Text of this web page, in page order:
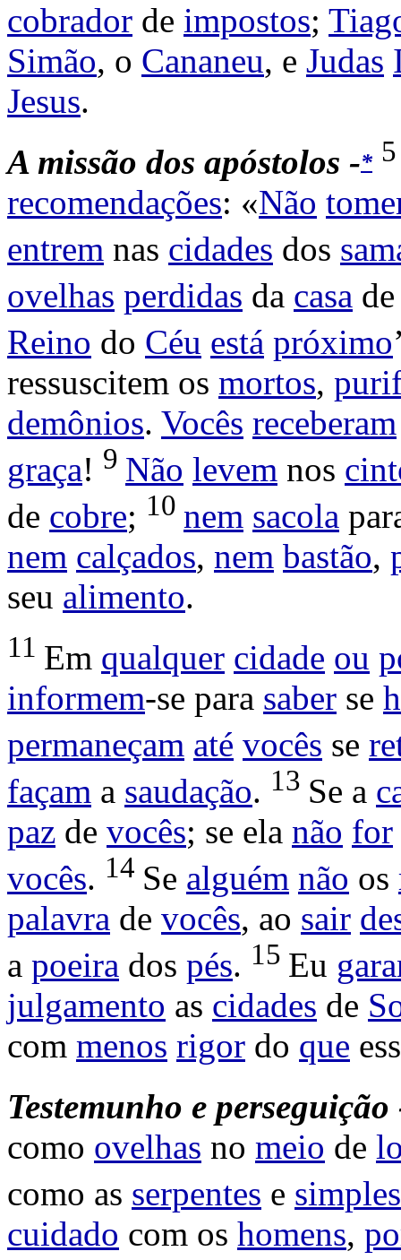
cobrador de impostos;
Simão, o Cananeu, e Judas
Jesus.
A missão dos apóstolos -*
recomendações: «Não
entrem nas cidades dos
ovelhas perdidas da casa
Reino do Céu está próximo
ressuscitem os mortos,
demônios. Vocês receberam
graça! 9 Não levem nos
de cobre; 10 nem sacola
nem calçados, nem bastão,
seu alimento.
11 Em qualquer cidade ou
informem-se para saber se
permaneçam até vocês se
façam a saudação. 13 Se a
paz de vocês; se ela não for
vocês. 14 Se alguém não os
palavra de vocês, ao sair
a poeira dos pés. 15 Eu
julgamento as cidades de
com menos rigor do que
Testemunho e perseguição
como ovelhas no meio de
como as serpentes e simples
cuidado com os homens,